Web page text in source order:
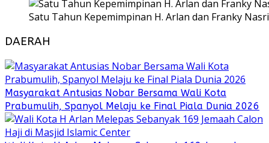
Satu Tahun Kepemimpinan H. Arlan dan Franky
DAERAH
Masyarakat Antusias Nobar Bersama Wali Kota
Prabumulih, Spanyol Melaju ke Final Piala Dunia 2026